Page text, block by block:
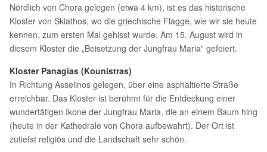
Nördlich von Chora gelegen (etwa 4 km), ist es das historische
Kloster von Skiathos, wo die griechische Flagge, wie wir sie heute
kennen, zum ersten Mal gehisst wurde. Am 15. August wird in
diesem Kloster die „Beisetzung der Jungfrau Maria" gefeiert.
Kloster Panagias (Kounistras)
In Richtung Asselinos gelegen, über eine asphaltierte Straße
erreichbar. Das Kloster ist berühmt für die Entdeckung einer
wundertätigen Ikone der Jungfrau Maria, die an einem Baum hing
(heute in der Kathedrale von Chora aufbewahrt). Der Ort ist
zutiefst religiös und die Landschaft sehr schön.